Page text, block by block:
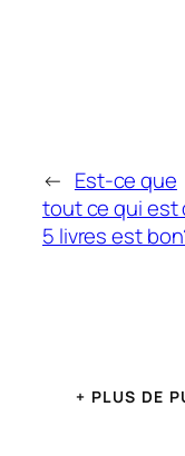
← Est-ce que
tout ce qui est
5 livres est
+ PLUS DE